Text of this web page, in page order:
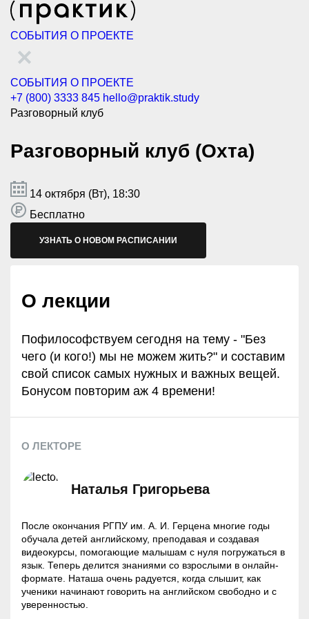
СОБЫТИЯ О ПРОЕКТЕ
СОБЫТИЯ О ПРОЕКТЕ
+7 (800) 3333 845 hello@praktik.study
Разговорный клуб
Разговорный клуб (Охта)
14 октября (Вт), 18:30
Бесплатно
УЗНАТЬ О НОВОМ РАСПИСАНИИ
О лекции
Пофилософствуем сегодня на тему - "Без
чего (и кого!) мы не можем жить?" и составим
свой список самых нужных и важных вещей.
Бонусом повторим аж 4 времени!
О ЛЕКТОРЕ
Наталья Григорьева
После окончания РГПУ им. А. И. Герцена многие годы
обучала детей английскому, преподавая и создавая
видеокурсы, помогающие малышам с нуля погружаться в
язык. Теперь делится знаниями со взрослыми в онлайн-
формате. Наташа очень радуется, когда слышит, как
ученики начинают говорить на английском свободно и с
уверенностью.